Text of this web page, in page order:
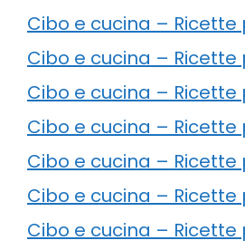
Cibo e cucina – Ricette
Cibo e cucina –
Cibo e cucina –
Cibo e cucina – Ricette
Cibo e cucina – Ricette
Cibo e cucina – Ricette
Cibo e cucina – Ricette